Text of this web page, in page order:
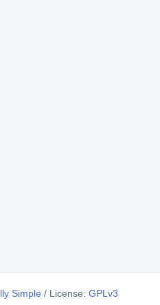
Simple / License: GPLv3